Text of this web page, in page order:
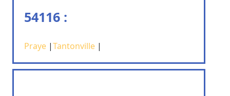
54116 :
Praye |Tantonville |